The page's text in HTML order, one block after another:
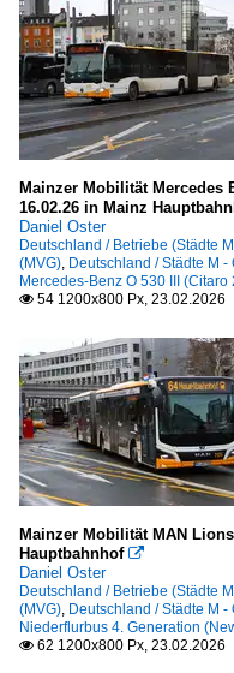
Mainzer Mobilität Mercedes
16.02.26 in Mainz
Daniel Oster
Deutschland / Betriebe (Städte
(MVG), Deutschland / Städte M -
Mercedes-Benz O 530 III (Citaro
 54 1200x800 Px, 23.02.2026
Mainzer Mobilität MAN
Hauptbahnhof 
Daniel Oster
Deutschland / Betriebe (Städte
(MVG), Deutschland / Städte M -
Niederflurbus 4. Generation
 62 1200x800 Px, 23.02.2026